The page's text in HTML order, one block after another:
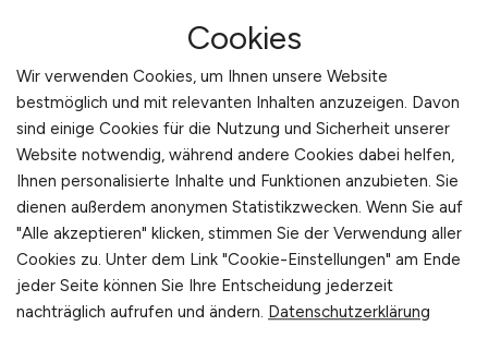
rund um die digitale Transformation im
digitalen Prozessen über Cloud-Computing
und IT-Sicherheit über die digitale Zukunft
mit BigData, Blockchain und KI bis zur IT-
Beratung und Personalfragen mit eLearning
und digitalem Recruiting.
Cookies
Wir verwenden Cookies, um Ihnen unsere Website
bestmöglich und mit relevanten Inhalten anzuzeigen. Davon
sind einige Cookies für die Nutzung und Sicherheit unserer
Website notwendig, während andere Cookies dabei helfen,
Ihnen personalisierte Inhalte und Funktionen anzubieten. Sie
dienen außerdem anonymen Statistikzwecken. Wenn Sie auf
"Alle akzeptieren" klicken, stimmen Sie der Verwendung aller
Cookies zu. Unter dem Link "Cookie-Einstellungen" am Ende
jeder Seite können Sie Ihre Entscheidung jederzeit
nachträglich aufrufen und ändern. Datenschutzerklärung